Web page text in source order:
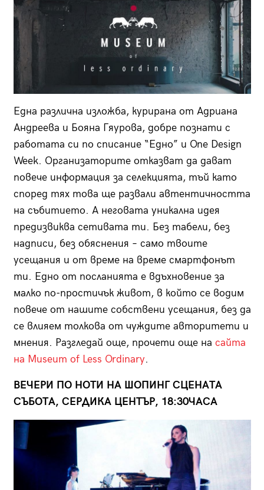
Една различна изложба, курирана от Адриана
Андреева и Бояна Гяурова, добре познати с
работата си по списание “Едно” и One Design
Week. Организаторите отказват да дават
повече информация за селекцията, тъй като
според тях това ще развали автентичността
на събитието. А неговата уникална идея
предизвиква сетивата ти. Без табели, без
надписи, без обяснения – само твоите
усещания и от време на време смартфонът
ти. Едно от посланията е вдъхновение за
малко по-простичък живот, в който се водим
повече от нашите собствени усещания, без да
се влияем толкова от чуждите авторитети и
мнения. Разгледай още, прочети още на сайта
на Museum of Less Ordinary.
ВЕЧЕРИ ПО НОТИ НА ШОПИНГ СЦЕНАТА
СЪБОТА, СЕРДИКА ЦЕНТЪР, 18:30ЧАСА